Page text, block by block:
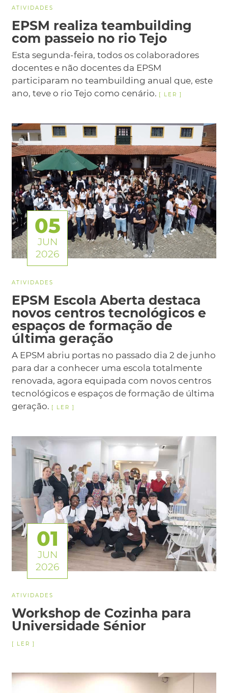
ATIVIDADES
EPSM realiza teambuilding
com passeio no rio Tejo
Esta segunda-feira, todos os colaboradores
docentes e não docentes da EPSM
participaram no teambuilding anual que, este
ano, teve o rio Tejo como cenário.
05
JUN
2026
ATIVIDADES
EPSM Escola Aberta destaca
novos centros tecnológicos e
espaços de formação de
última geração
A EPSM abriu portas no passado dia 2 de junho
para dar a conhecer uma escola totalmente
renovada, agora equipada com novos centros
tecnológicos e espaços de formação de última
geração.
01
JUN
2026
ATIVIDADES
Workshop de Cozinha para
Universidade Sénior